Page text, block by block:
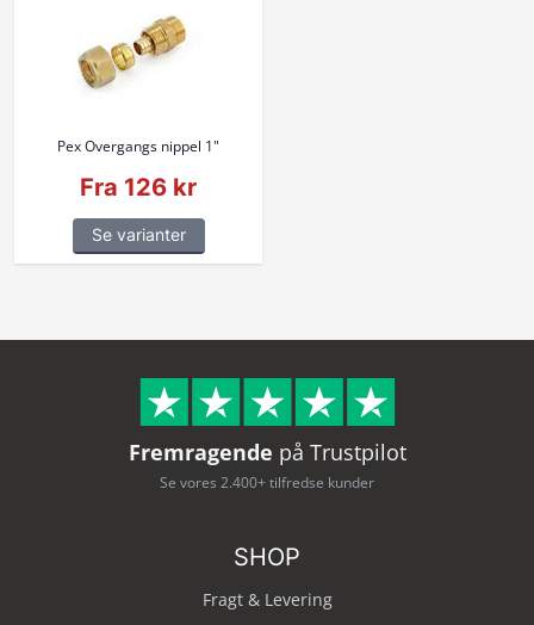
Pex Overgangs nippel 1"
Fra 126 kr
Se varianter
Fremragende på Trustpilot
Se vores 2.400+ tilfredse kunder
SHOP
Fragt & Levering